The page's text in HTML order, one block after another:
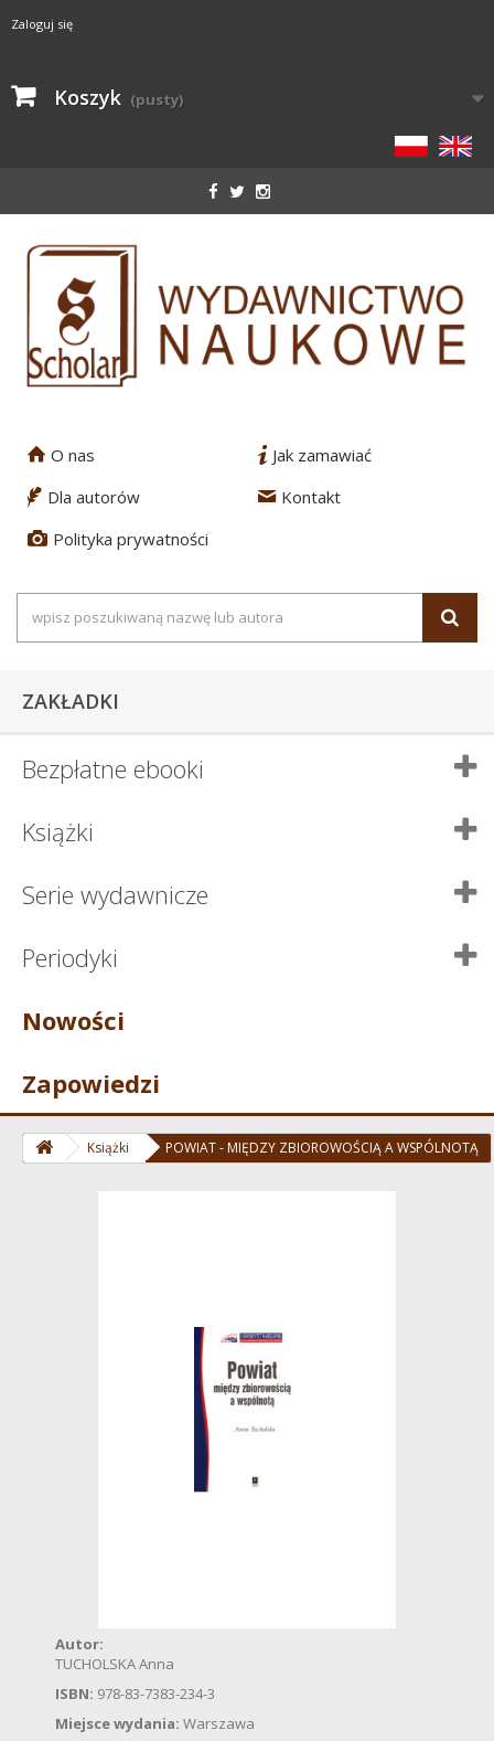
Zaloguj się
Koszyk (pusty)
1 O nas 2 Jak zamawiać
3 Dla autorów 4 Kontakt
5 Polityka prywatności
ZAKŁADKI
Bezpłatne ebooki
Książki
Serie wydawnicze
Periodyki
Nowości
Zapowiedzi
Książki POWIAT - MIĘDZY ZBIOROWOŚCIĄ A WSPÓLNOTĄ
Autor:
TUCHOLSKA Anna
ISBN: 978-83-7383-234-3
Miejsce wydania: Warszawa